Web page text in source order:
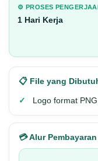
⚙️ PROSES
1 Hari Kerja
📋 File yang
Logo format
💳 Alur Pembayaran